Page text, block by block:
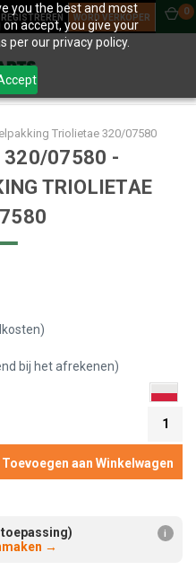
you the best and most
accept, you give your
per our privacy policy.
REGISTREREN WORD VERKOPER
0
Triolietae 320/07580
320/07580 -
TRIOLIETAE
bij het afrekenen)
1
toepassing)
→
i